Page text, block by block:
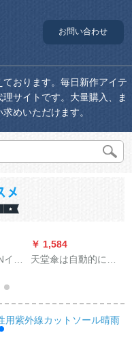
お問い合わせ
おります。毎日新作アイテ
サイトです。大量購入、ま
めいただけます。
イギ
补
￥ 1,584
天堂傘は自動的に折
強化します。